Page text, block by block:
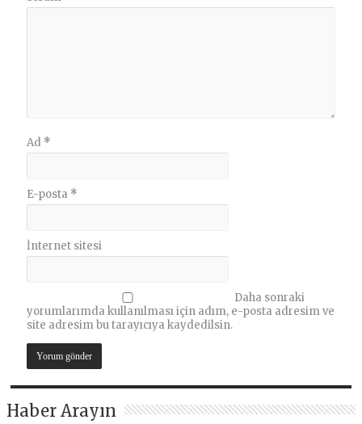
Ad *
E-posta *
İnternet sitesi
Daha sonraki
yorumlarımda kullanılması için adım, e-posta adresim ve
site adresim bu tarayıcıya kaydedilsin.
Haber Arayın